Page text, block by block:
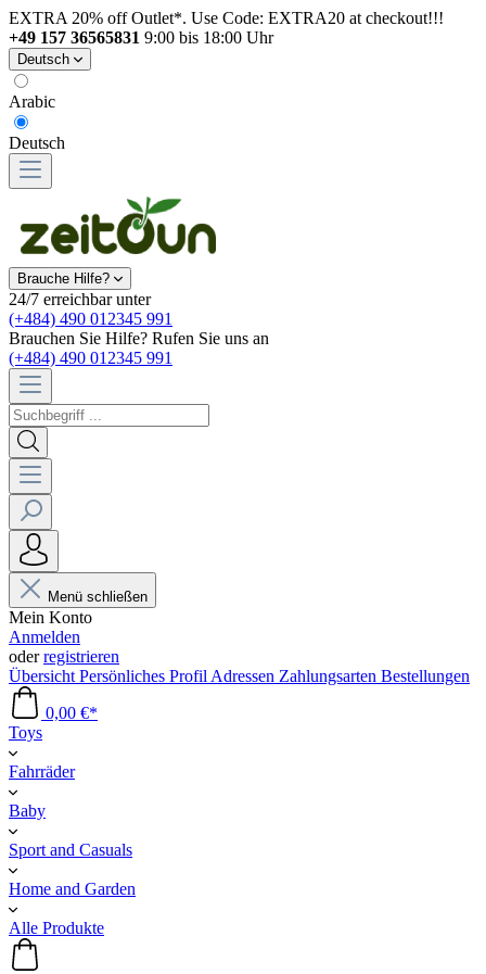
EXTRA 20% off Outlet*. Use Code: EXTRA20 at checkout!!!
+49 157 36565831 9:00 bis 18:00 Uhr
Deutsch
Arabic
Deutsch
Brauche Hilfe?
24/7 erreichbar unter
(+484) 490 012345 991
Brauchen Sie Hilfe? Rufen Sie uns an
(+484) 490 012345 991
Menü schließen
Mein Konto
Anmelden
oderregistrieren
Übersicht Persönliches Profil Adressen Zahlungsarten Bestellungen
0,00 €*
Toys
Fahrräder
Baby
Sport and Casuals
Home and Garden
Alle Produkte